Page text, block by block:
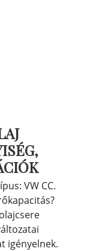
VW CC.
igényelnek.